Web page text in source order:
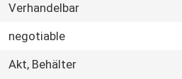
Verhandelbar
negotiable
Akt, Behälter